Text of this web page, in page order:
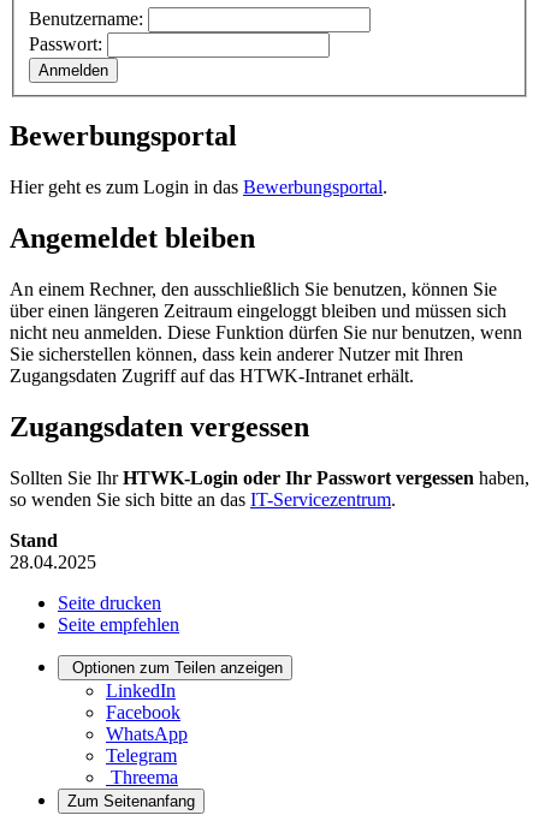
Benutzername:
Passwort:
Bewerbungsportal
Hier geht es zum Login in das Bewerbungsportal.
Angemeldet bleiben
An einem Rechner, den ausschließlich Sie benutzen, können Sie
über einen längeren Zeitraum eingeloggt bleiben und müssen sich
nicht neu anmelden. Diese Funktion dürfen Sie nur benutzen, wenn
Sie sicherstellen können, dass kein anderer Nutzer mit Ihren
Zugangsdaten Zugriff auf das HTWK-Intranet erhält.
Zugangsdaten vergessen
Sollten Sie IhrHTWK-Login oder Ihr Passwort vergessen haben,
so wenden Sie sich bitte an das IT-Servicezentrum.
Stand
28.04.2025
Seite drucken
Seite empfehlen
Optionen zum Teilen anzeigen
LinkedIn
Facebook
WhatsApp
Telegram
Threema
Zum Seitenanfang